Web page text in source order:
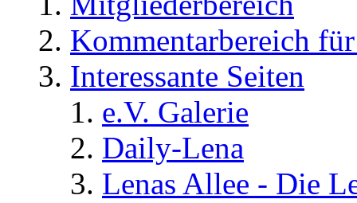
Kommentarbereich
Interessante Seiten
e.V. Galerie
Daily-Lena
Lenas Allee - Die